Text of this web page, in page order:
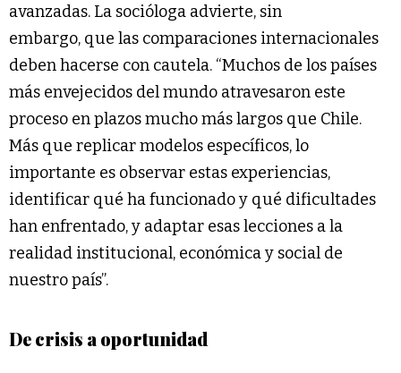
avanzadas. La socióloga advierte, sin
embargo, que las comparaciones internacionales
deben hacerse con cautela. “Muchos de los países
más envejecidos del mundo atravesaron este
proceso en plazos mucho más largos que Chile.
Más que replicar modelos específicos, lo
importante es observar estas experiencias,
identificar qué ha funcionado y qué dificultades
han enfrentado, y adaptar esas lecciones a la
realidad institucional, económica y social de
nuestro país”.
De crisis a oportunidad